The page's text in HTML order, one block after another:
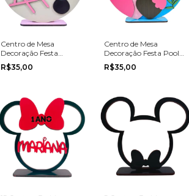
Centro de Mesa
Decoração Festa
Tardezinha Verão
20cm
R$35,00
Centro de Mesa
Decoração Festa Pool
Party Piscina 20cm
R$35,00